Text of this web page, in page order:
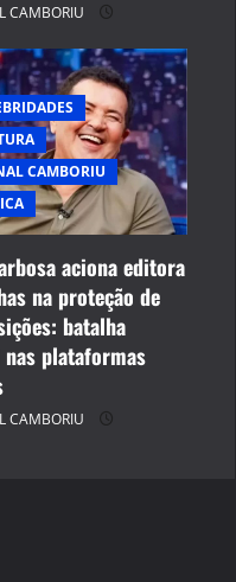
CAMBORIU
CAMBORIU
aciona editora
na proteção de
batalha
plataformas
CAMBORIU